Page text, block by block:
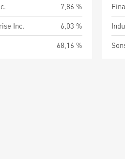
7,86 %
Inc.
6,03 %
68,16 %